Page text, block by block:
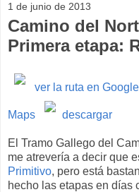
1 de junio de 2013
Camino del
Primera etapa:
ver la ruta en
Maps descargar
El Tramo Gallego del
me atrevería a decir que
Primitivo, pero está
hecho las etapas en días